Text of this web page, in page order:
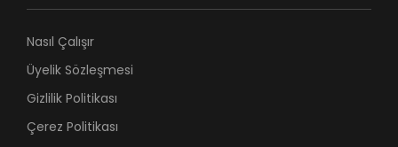
Nasıl Çalışır
Üyelik Sözleşmesi
Gizlilik Politikası
Çerez Politikası